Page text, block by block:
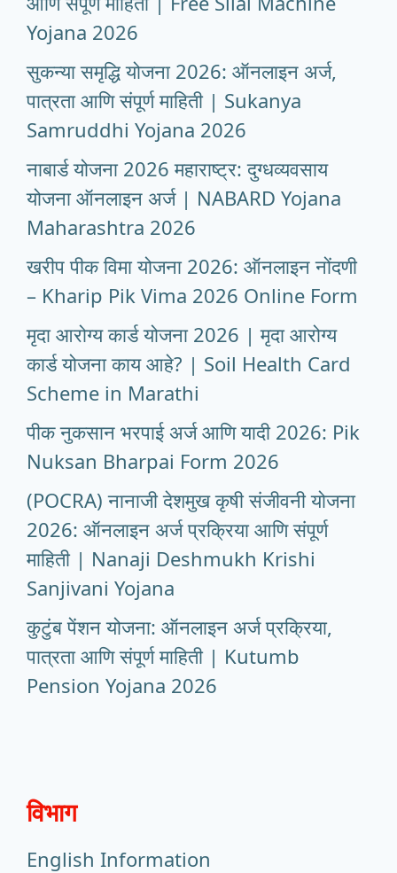
Yojana 2026
सुकन्या समृद्धि योजना 2026: ऑनलाइन अर्ज,
पात्रता आणि संपूर्ण माहिती | Sukanya
Samruddhi Yojana 2026
नाबार्ड योजना 2026 महाराष्ट्र: दुग्धव्यवसाय
योजना ऑनलाइन अर्ज | NABARD Yojana
Maharashtra 2026
खरीप पीक विमा योजना 2026: ऑनलाइन नोंदणी
– Kharip Pik Vima 2026 Online Form
मृदा आरोग्य कार्ड योजना 2026 | मृदा आरोग्य
कार्ड योजना काय आहे? | Soil Health Card
Scheme in Marathi
पीक नुकसान भरपाई अर्ज आणि यादी 2026: Pik
Nuksan Bharpai Form 2026
(POCRA) नानाजी देशमुख कृषी संजीवनी योजना
2026: ऑनलाइन अर्ज प्रक्रिया आणि संपूर्ण
माहिती | Nanaji Deshmukh Krishi
Sanjivani Yojana
कुटुंब पेंशन योजना: ऑनलाइन अर्ज प्रक्रिया,
पात्रता आणि संपूर्ण माहिती | Kutumb
Pension Yojana 2026
विभाग
English Information